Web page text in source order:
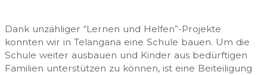
Dank unzähliger “Lernen und Helfen”-Projekte
konnten wir in Telangana eine Schule bauen. Um die
Schule weiter ausbauen und Kinder aus bedürftigen
Familien unterstützen zu können, ist eine Beiteiligung